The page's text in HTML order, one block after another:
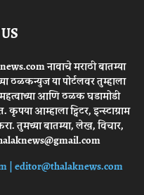
नावाचे मराठी बातम्या
या पोर्टलवर तुम्हाला
महत्वाच्या आणि ठळक घडामोडी
आम्हाला ट्विटर, इन्स्टाग्राम
बातम्या, लेख, विचार,
| editor@thalaknews.com